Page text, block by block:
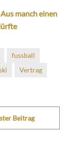
manch einen
fussball
Vertrag
Beitrag